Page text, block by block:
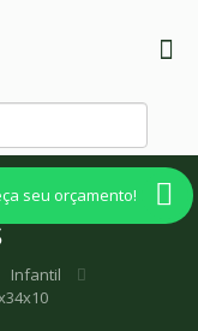
seu orçamento!
Infantil